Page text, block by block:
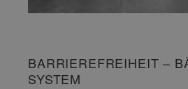
BARRIEREFREIHEIT –
SYSTEM